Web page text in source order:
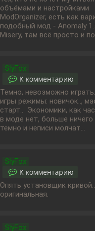
объёмами и настройками
ModOrganizer, есть как
подобный мод - Anomaly
Misery, там всё просто и
SlyFox
К комментарию
Темно, невозможно
игры режимы: новичок..,
старт.. Экономики, как
в моде нет, больше ничего
темно и неписи молчат...
SlyFox
К комментарию
Опять установщик
оригинальная.
SlyFox